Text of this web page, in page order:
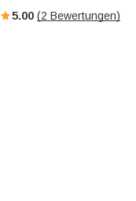
5.00 (2 Bewertungen)